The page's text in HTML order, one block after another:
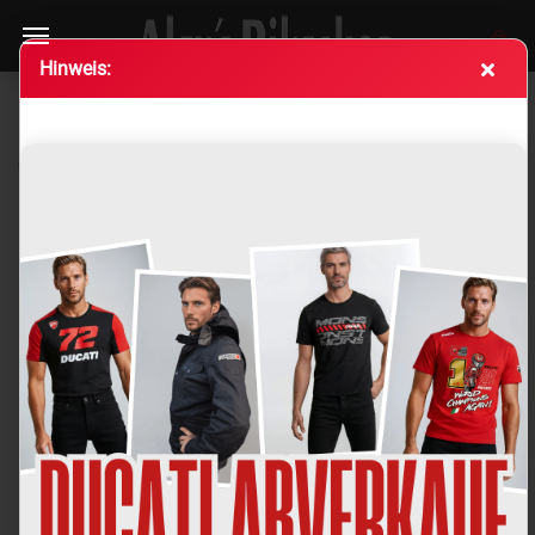
Hin­weis:
Du­ca­ti Schutz aus Koh­le­fa­ser für Kupp­lungs­de­ckel